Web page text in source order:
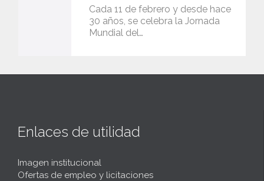
Cada 11 de febrero y desde hace
30 años, se celebra la Jornada
Mundial del…
Enlaces de utilidad
Imagen institucional
Ofertas de empleo y licitaciones